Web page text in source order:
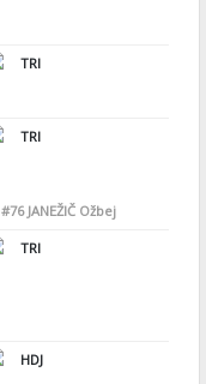
TRI
TRI
#76JANEŽIČ Ožbej
TRI
HDJ